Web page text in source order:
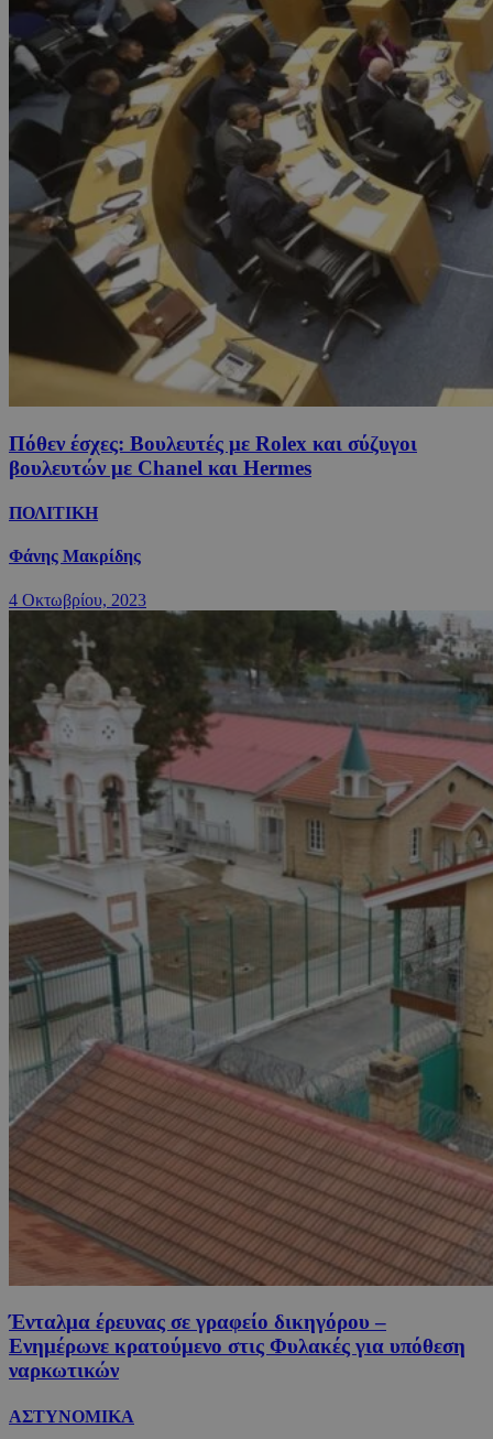
Πόθεν έσχες: Βουλευτές με Rolex και σύζυγοι
βουλευτών με Chanel και Hermes
ΠΟΛΙΤΙΚΗ
Φάνης Μακρίδης
4 Οκτωβρίου, 2023
Ένταλμα έρευνας σε γραφείο δικηγόρου –
Ενημέρωνε κρατούμενο στις Φυλακές για υπόθεση
ναρκωτικών
ΑΣΤΥΝΟΜΙΚΑ